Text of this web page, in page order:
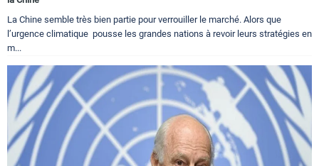
La Chine semble très bien partie pour verrouiller le marché. Alors que
l’urgence climatique pousse les grandes nations à revoir leurs stratégies en
m...